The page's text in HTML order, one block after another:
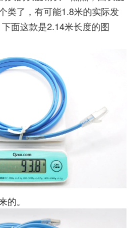
类了，有可能1.8米的实际发
面这款是2.14米长度的图
的。